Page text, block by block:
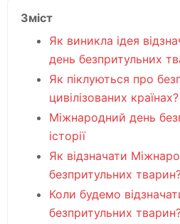
Зміст
Як виникла ідея
день безпритульних
Як піклуються про
цивілізованих країнах?
Міжнародний день
історії
Як відзначати
безпритульних
Коли будемо
безпритульних